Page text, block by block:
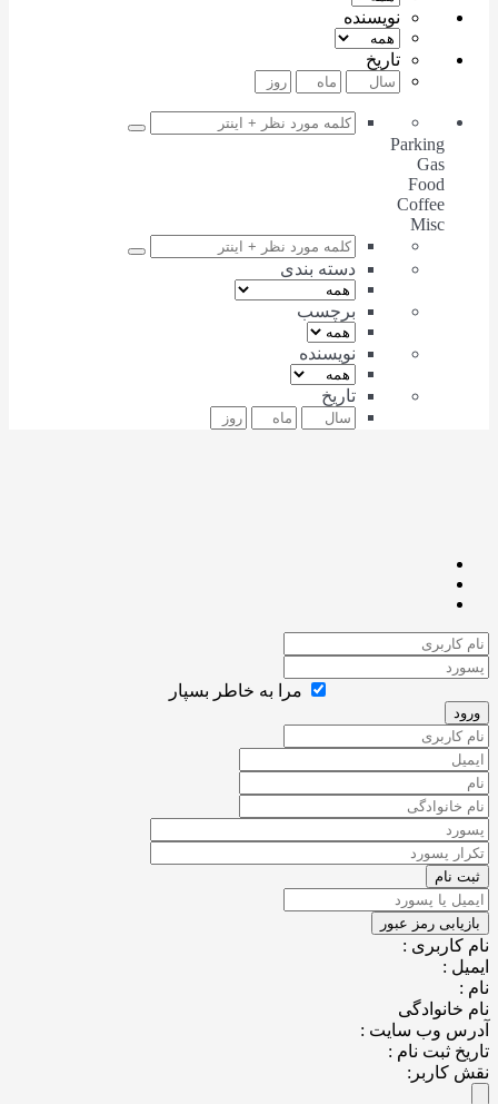
نویسنده
تاریخ
Parking
Coffee
دسته بندی
برچسب
نویسنده
تاریخ
مرا به خاطر بسپار
:
:
وب سایت :
ثبت نام :
کاربر: